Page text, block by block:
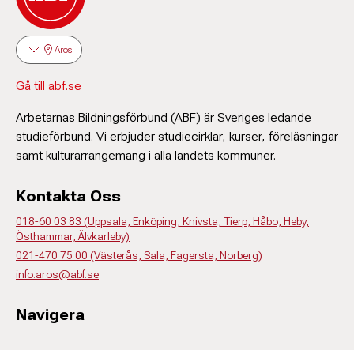
Aros
Gå till abf.se
Arbetarnas Bildningsförbund (ABF) är Sveriges ledande
studieförbund. Vi erbjuder studiecirklar, kurser, föreläsningar
samt kulturarrangemang i alla landets kommuner.
Kontakta Oss
018-60 03 83 (Uppsala, Enköping, Knivsta, Tierp, Håbo, Heby,
Östhammar, Älvkarleby)
021-470 75 00 (Västerås, Sala, Fagersta, Norberg)
info.aros@abf.se
Navigera